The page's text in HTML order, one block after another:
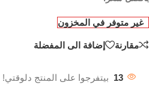
غير متوفر في المخزون
مقارنة إضافة الى المفضلة
13 بيتفرجوا على المنتج دلوقتي!